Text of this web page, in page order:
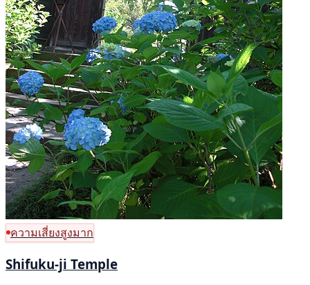
ความเสี่ยงสูงมาก
Shifuku-ji Temple